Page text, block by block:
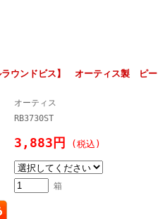
ラウンドビス】 オーティス製 ピー
オーティス
RB3730ST
3,883円 (税込)
箱